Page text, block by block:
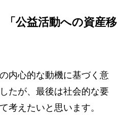
公益活動への資産移
内心的な動機に基づく意
たが、最後は社会的な要
考えたいと思います。